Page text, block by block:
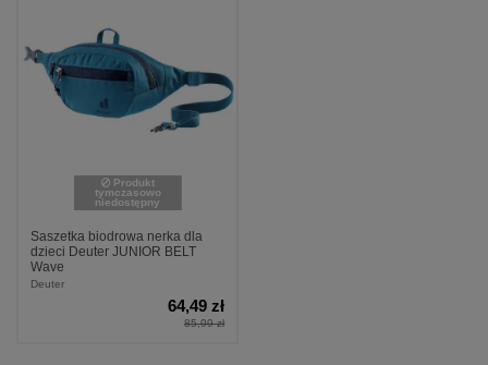
Produkt
tymczasowo
niedostępny
Saszetka biodrowa nerka dla
dzieci Deuter JUNIOR BELT
Wave
Deuter
64,49 zł
85,99 zł